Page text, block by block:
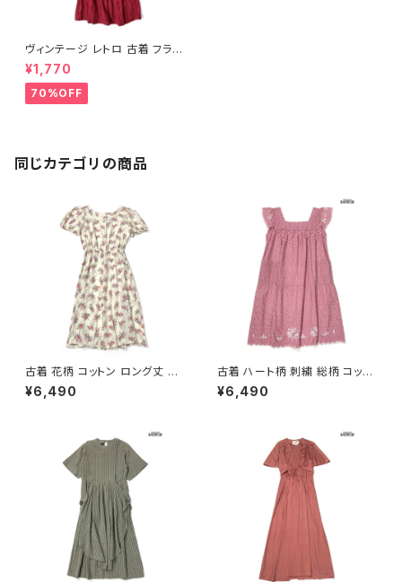
ヴィンテージ レトロ 古着 フラン
ス製 刺繍 ボーダー柄 ロング丈
半袖 ワンピース 黒 (otu23091
09)
¥1,770
70%OFF
同じカテゴリの商品
古着 花柄 コットン ロング丈 半
袖 ワンピース ベージュ (oa26
07070)
¥6,490
古着 ハート柄 刺繍 総柄 コット
ン ロング丈 半袖 ワンピース ピ
ンク (otu2605084)
¥6,490